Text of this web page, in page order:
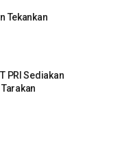
Tekankan
PRI Sediakan